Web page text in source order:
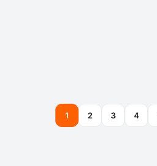
1 2 3 4